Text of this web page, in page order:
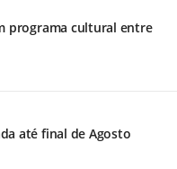
programa cultural entre
até final de Agosto